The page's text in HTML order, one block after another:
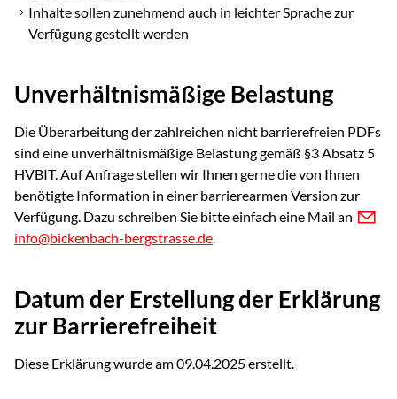
Inhalte sollen zunehmend auch in leichter Sprache zur
Verfügung gestellt werden
Unverhältnismäßige Belastung
Die Überarbeitung der zahlreichen nicht barrierefreien PDFs
sind eine unverhältnismäßige Belastung gemäß §3 Absatz 5
HVBIT. Auf Anfrage stellen wir Ihnen gerne die von Ihnen
benötigte Information in einer barrierearmen Version zur
Verfügung. Dazu schreiben Sie bitte einfach eine Mail an
nf
b ck nb ch-b rgstr ss d .
Datum der Erstellung der Erklärung
zur Barrierefreiheit
Diese Erklärung wurde am 09.04.2025 erstellt.